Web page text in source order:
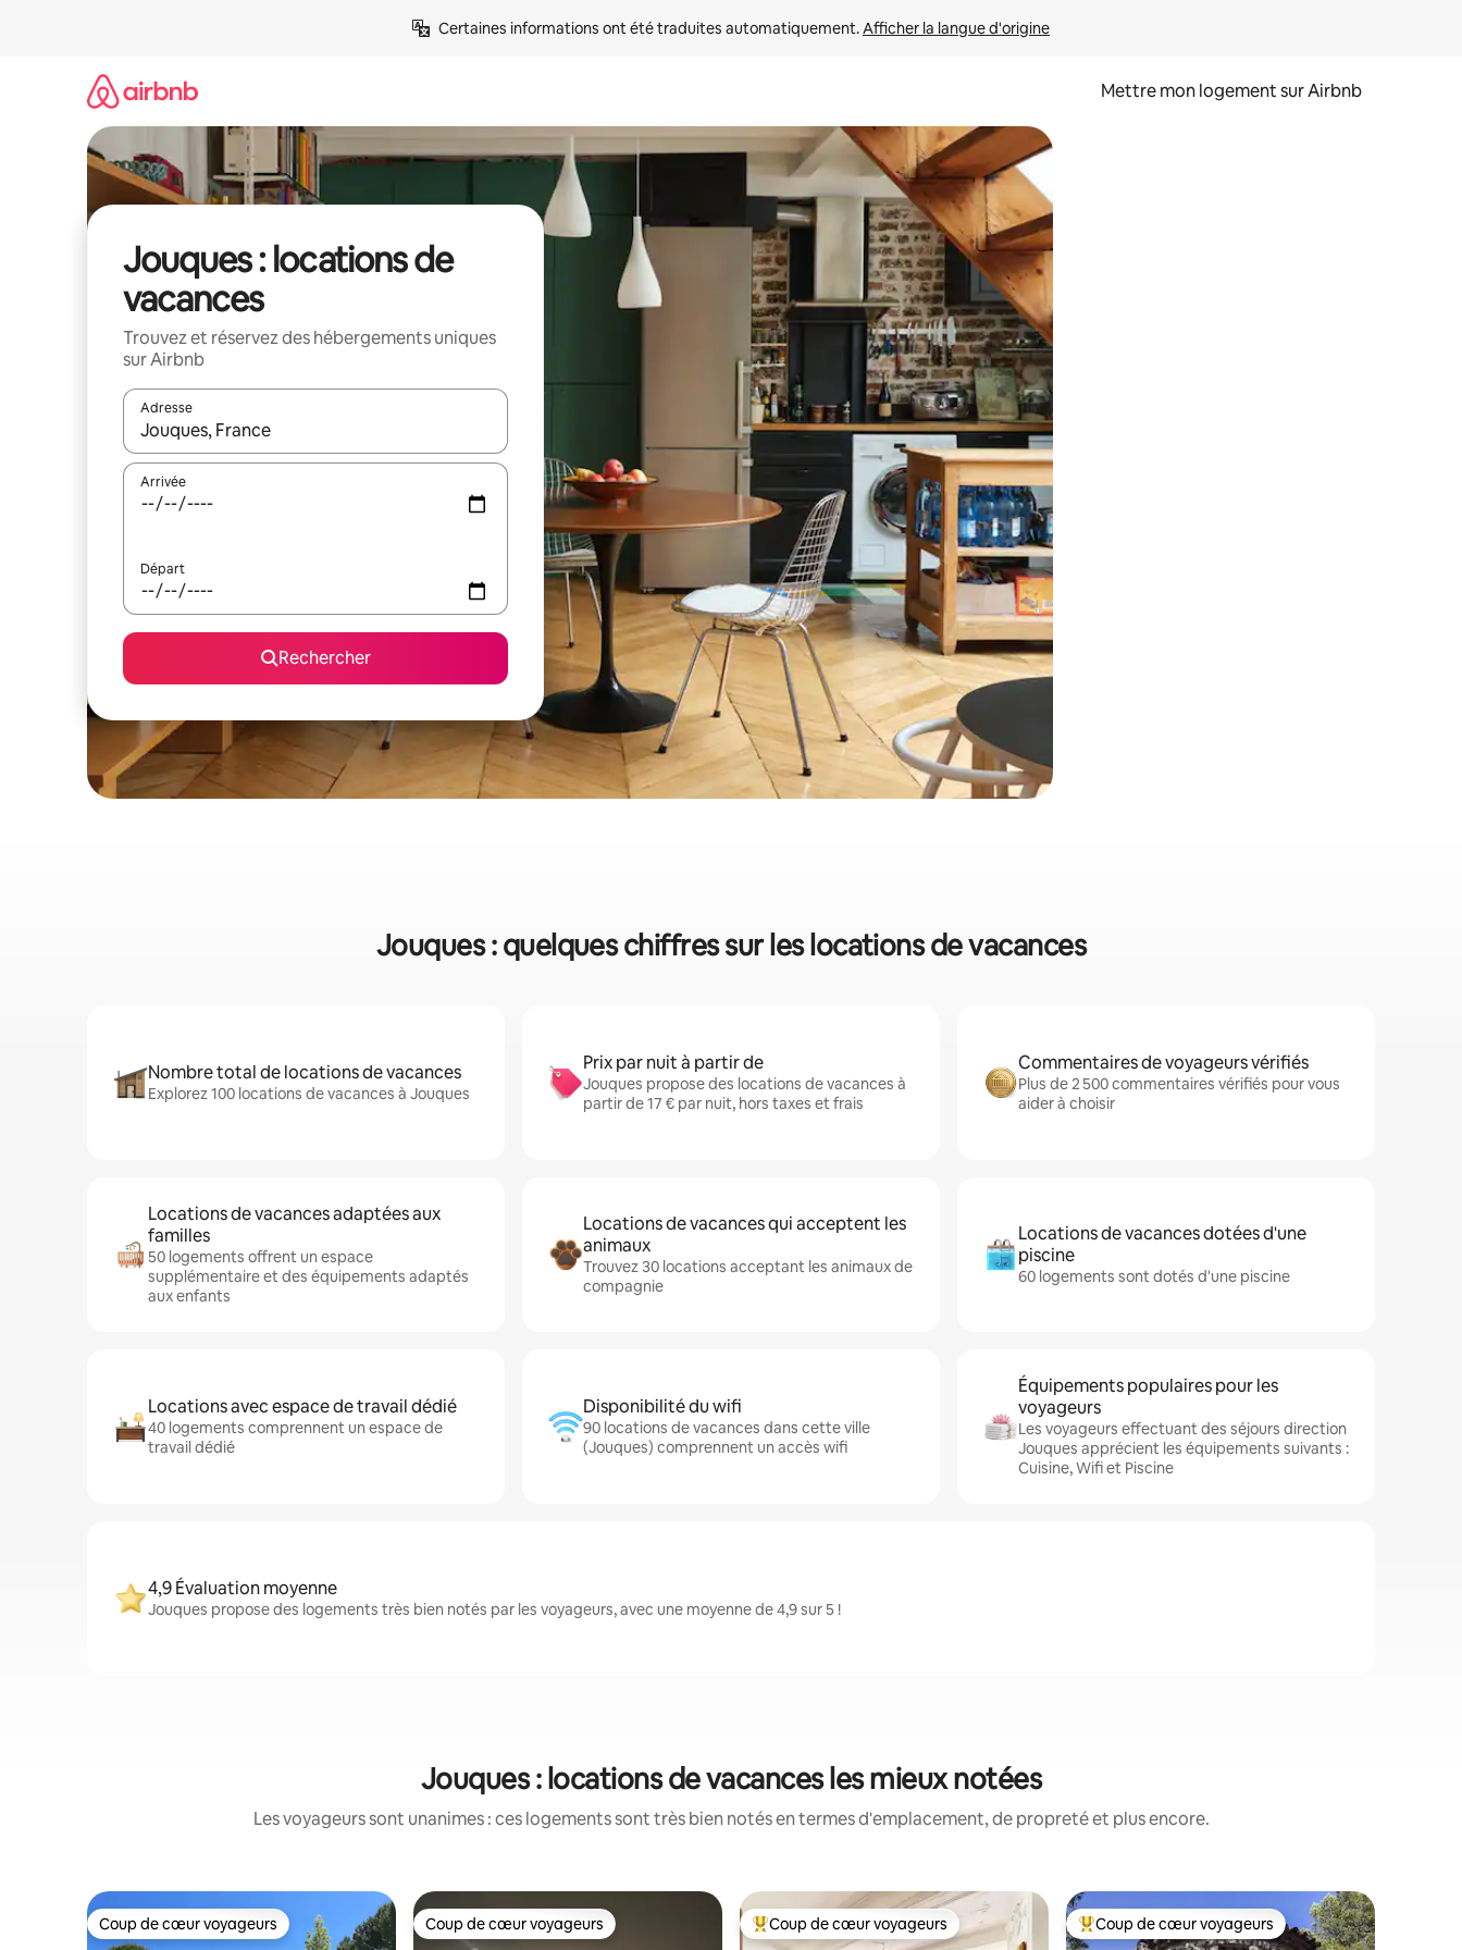
Certaines informations ont été traduites automatiquement. Afficher la langue d'origine
Mettre mon logement sur Airbnb
Jouques : locations de
vacances
Trouvez et réservez des hébergements uniques
sur Airbnb
Adresse
Lorsque les résultats s'affichent, utilisez les flèches vers le haut et vers le bas pour les parcourir ou en appuyant et en faisant glisser.
Arrivée
Départ
Rechercher
Jouques : quelques chiffres sur les locations de vacances
Nombre total de locations de vacances
Explorez 100 locations de vacances à Jouques
Prix par nuit à partir de
Jouques propose des locations de vacances à
partir de 17 € par nuit, hors taxes et frais
Commentaires de voyageurs vérifiés
Plus de 2 500 commentaires vérifiés pour vous
aider à choisir
Locations de vacances adaptées aux
familles
50 logements offrent un espace
supplémentaire et des équipements adaptés
aux enfants
Locations de vacances qui acceptent les
animaux
Trouvez 30 locations acceptant les animaux de
compagnie
Locations de vacances dotées d'une
piscine
60 logements sont dotés d'une piscine
Locations avec espace de travail dédié
40 logements comprennent un espace de
travail dédié
Disponibilité du wifi
90 locations de vacances dans cette ville
(Jouques) comprennent un accès wifi
Équipements populaires pour les
voyageurs
Les voyageurs effectuant des séjours direction
Jouques apprécient les équipements suivants :
Cuisine, Wifi et Piscine
4,9 Évaluation moyenne
Jouques propose des logements très bien notés par les voyageurs, avec une moyenne de 4,9 sur 5 !
Jouques : locations de vacances les mieux notées
Les voyageurs sont unanimes : ces logements sont très bien notés en termes d'emplacement, de propreté et plus encore.
Coup de cœur voyageurs
Coup de cœur voyageurs Coup de cœur voyageurs
Coup de cœur voyageurs Coups de cœur voyageurs les plus appréciés
Coup de cœur voyageurs Coups de cœur voyageurs les plus appréciés
Coup de cœur voyageurs